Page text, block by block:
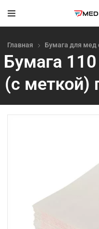
Главная Бумага для мед
Бумага
(с меткой)